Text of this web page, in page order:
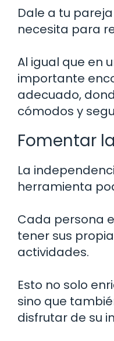
Dale a tu
necesita para
Al igual que en
importante
adecuado,
cómodos y
Fomentar
La
herramienta
Cada persona
tener sus
actividades.
Esto no solo
sino que
disfrutar de su